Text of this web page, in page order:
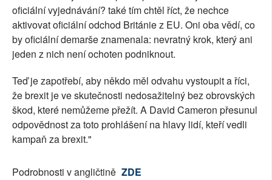
oficiální vyjednávání? také tím chtěl říct, že nechce
aktivovat oficiální odchod Británie z EU. Oni oba vědí, co
by oficiální demarše znamenala: nevratný krok, který ani
jeden z nich není ochoten podniknout.
Teď je zapotřebí, aby někdo měl odvahu vystoupit a říci,
že brexit je ve skutečnosti nedosažitelný bez obrovských
škod, které nemůžeme přežít. A David Cameron přesunul
odpovědnost za toto prohlášení na hlavy lidí, kteří vedli
kampaň za brexit."
Podrobnosti v angličtině ZDE